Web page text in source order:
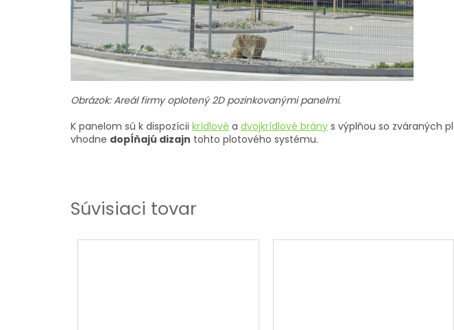
Obrázok: Areál firmy oplotený 2D pozinkovanými panelmi.
K panelom sú k dispozícii krídlové a dvojkrídlové brány s výplňou so zváraných
vhodne dopĺňajú dizajn tohto plotového systému.
Súvisiaci tovar